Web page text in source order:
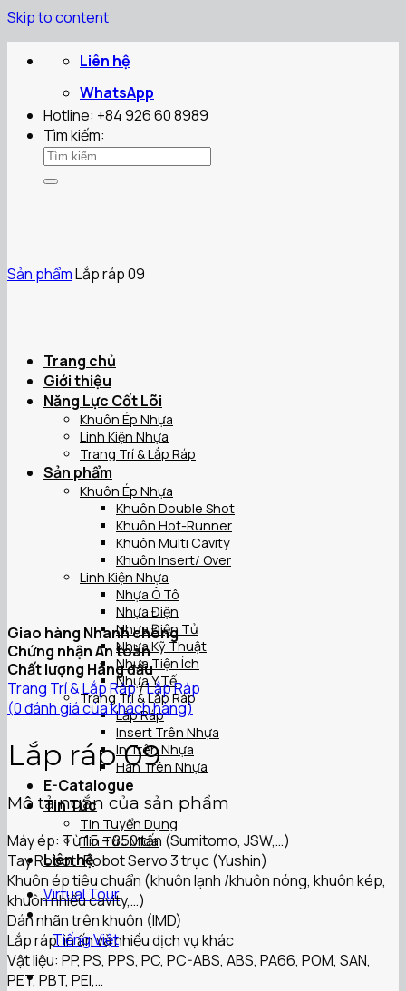
Skip to content
Liên hệ
WhatsApp
Hotline: +84 926 60 8989
Tìm kiếm:
Trang chủ
Giới thiệu
Năng Lực Cốt Lõi
Khuôn Ép Nhựa
Linh Kiện Nhựa
Trang Trí & Lắp Ráp
Sản phẩm
Khuôn Ép Nhựa
Khuôn Double Shot
Khuôn Hot-Runner
Khuôn Multi Cavity
Khuôn Insert/ Over
Linh Kiện Nhựa
Nhựa Ô Tô
Nhựa Điện
Nhựa Điện Tử
Nhựa Kỹ Thuật
Nhựa Tiện Ích
Nhựa Y Tế
Trang Trí & Lắp Ráp
Lắp Ráp
Insert Trên Nhựa
In Trên Nhựa
Hàn Trên Nhựa
E-Catalogue
Tin Tức
Tin Tuyển Dụng
Tin Tức Mida
Liên hệ
Virtual Tour
Tiếng Việt
Sản phẩmLắp ráp 09
Giao hàng Nhanh chóng
Chứng nhận An toàn
Chất lượng Hàng đầu
Trang Trí & Lắp Ráp/Lắp Ráp
(0đánh giá của khách hàng)
Lắp ráp 09
Mô tả ngắn của sản phẩm
Máy ép: Từ 15 – 850 tấn (Sumitomo, JSW,…)
Tay Robot: Robot Servo 3 trục (Yushin)
Khuôn ép tiêu chuẩn (khuôn lạnh /khuôn nóng, khuôn kép,
khuôn nhiều cavity,…)
Dán nhãn trên khuôn (IMD)
Lắp ráp, in ấn và nhiều dịch vụ khác
Vật liệu: PP, PS, PPS, PC, PC-ABS, ABS, PA66, POM, SAN,
PET, PBT, PEI,…